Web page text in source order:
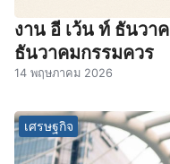
งาน อี เว้น ท์ ธันว
ธันวาคมกรรมควร
14 พฤษภาคม 2026
เศรษฐกิจ